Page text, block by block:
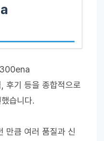
후기 등을 종합적으로
습니다.
만큼 여러 품질과 신